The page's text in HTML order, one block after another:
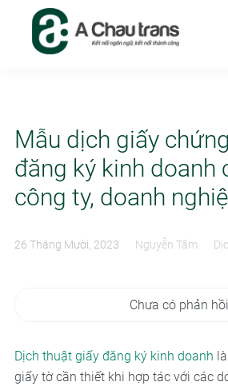
Mẫu dịch giấy
đăng ký kinh doanh
công ty, doanh
26 Tháng Mười, 2023 Nguyễn Tâm
Chưa có phản hồi
Dịch thuật giấy đăng ký kinh doanh
giấy tờ cần thiết khi hợp tác với các